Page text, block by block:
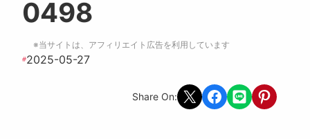
0498
※当サイトは、アフィリエイト広告を利用しています
#2025-05-27
Share On: Share on X Share on Facebook
Share on LINEShare on